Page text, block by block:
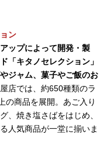
ン
ップによって開発・製
「キタノセレクション」
ジャム、菓子やご飯のお
店では、約650種類のラ
の商品を展開。あご入り
、焼き塩さばをはじめ、
人気商品が一堂に揃いま